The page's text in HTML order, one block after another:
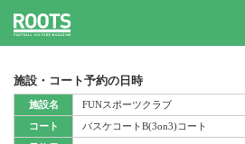
施設・コート予約の日時
施設名
コート
FUNスポーツクラブ
バスケコートB(3on3)コート